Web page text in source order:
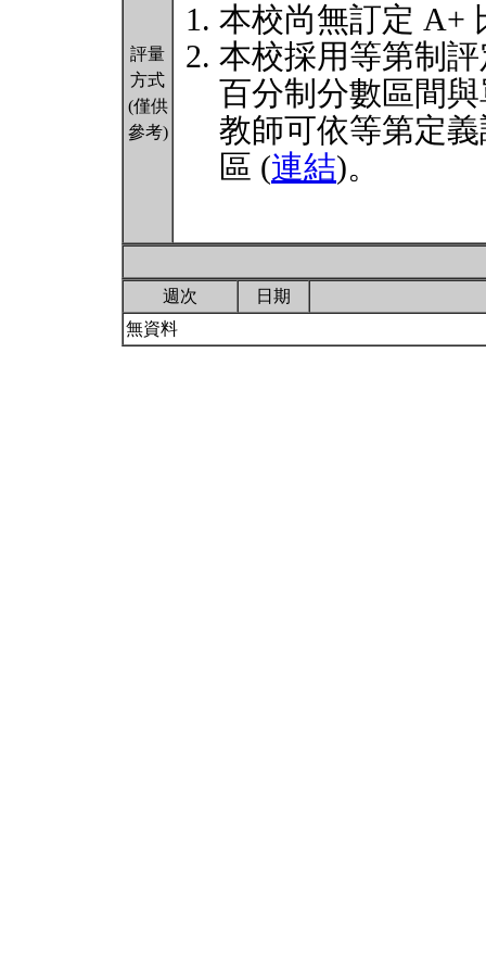
評量
方式
(僅供
參考)
本校尚無訂定 A+
本校採用等第制
百分制分數區間
教師可依等第定
區 (連結)。
週次
日期
無資料